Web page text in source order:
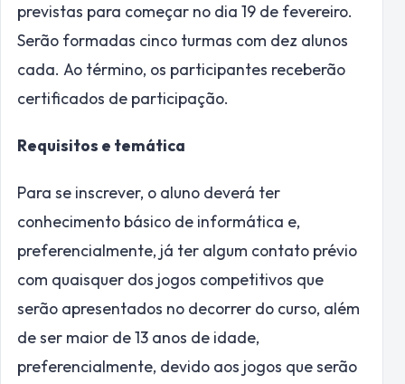
previstas para começar no dia 19 de fevereiro.
Serão formadas cinco turmas com dez alunos
cada. Ao término, os participantes receberão
certificados de participação.
Requisitos e temática
Para se inscrever, o aluno deverá ter
conhecimento básico de informática e,
preferencialmente, já ter algum contato prévio
com quaisquer dos jogos competitivos que
serão apresentados no decorrer do curso, além
de ser maior de 13 anos de idade,
preferencialmente, devido aos jogos que serão